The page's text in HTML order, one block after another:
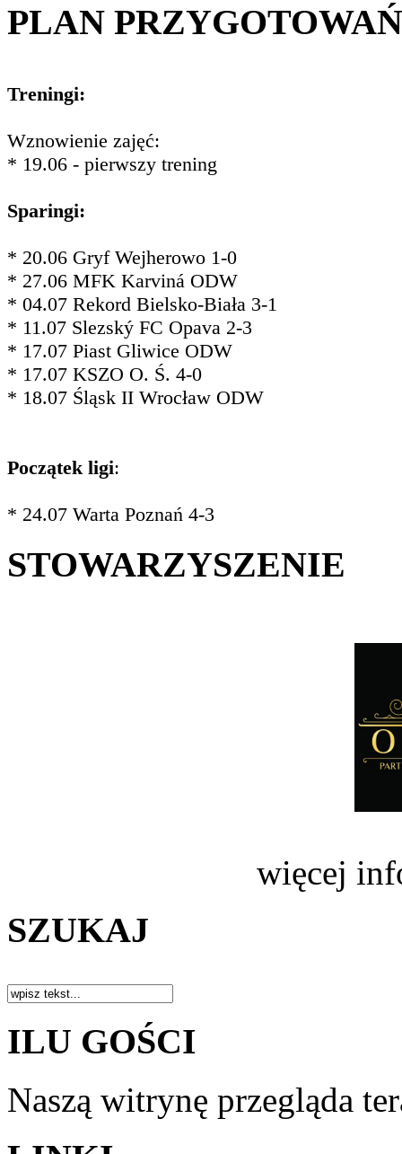
PLAN PRZYGOTOWAŃ
Treningi:
Wznowienie zajęć:
* 19.06 - pierwszy trening
Sparingi:
* 20.06 Gryf Wejherowo 1-0
* 27.06 MFK Karviná ODW
* 04.07 Rekord Bielsko-Biała 3-1
* 11.07 Slezský FC Opava 2-3
* 17.07 Piast Gliwice ODW
* 17.07 KSZO O. Ś. 4-0
* 18.07 Śląsk II Wrocław ODW
Początek ligi:
* 24.07 Warta Poznań 4-3
STOWARZYSZENIE
więcej
SZUKAJ
ILU GOŚCI
Naszą witrynę przegląda